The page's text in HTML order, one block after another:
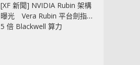
[XF 新聞] NVIDIA Rubin 架構
曝光 Vera Rubin 平台劍指
5 倍 Blackwell 算力